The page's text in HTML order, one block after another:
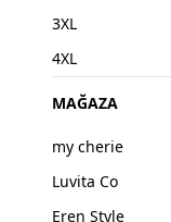
3XL
4XL
36
40
MAĞAZA
my cherie
Luvita Co
Eren Style